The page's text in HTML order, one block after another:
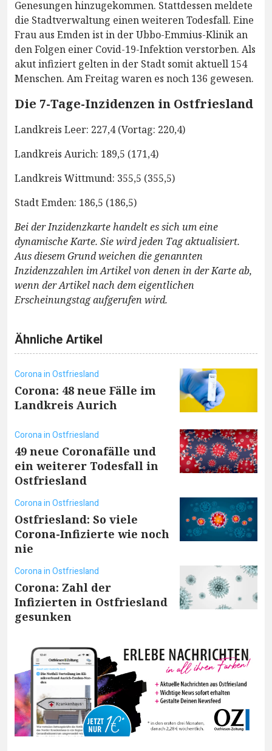
Genesungen hinzugekommen. Stattdessen meldete
die Stadtverwaltung einen weiteren Todesfall. Eine
Frau aus Emden ist in der Ubbo-Emmius-Klinik an
den Folgen einer Covid-19-Infektion verstorben. Als
akut infiziert gelten in der Stadt somit aktuell 154
Menschen. Am Freitag waren es noch 136 gewesen.
Die 7-Tage-Inzidenzen in Ostfriesland
Landkreis Leer: 227,4 (Vortag: 220,4)
Landkreis Aurich: 189,5 (171,4)
Landkreis Wittmund: 355,5 (355,5)
Stadt Emden: 186,5 (186,5)
Bei der Inzidenzkarte handelt es sich um eine
dynamische Karte. Sie wird jeden Tag aktualisiert.
Aus diesem Grund weichen die genannten
Inzidenzzahlen im Artikel von denen in der Karte ab,
wenn der Artikel nach dem eigentlichen
Erscheinungstag aufgerufen wird.
Ähnliche Artikel
Corona in Ostfriesland
Corona: 48 neue Fälle im
Landkreis Aurich
Corona in Ostfriesland
49 neue Coronafälle und
ein weiterer Todesfall in
Ostfriesland
Corona in Ostfriesland
Ostfriesland: So viele
Corona-Infizierte wie noch
nie
Corona in Ostfriesland
Corona: Zahl der
Infizierten in Ostfriesland
gesunken